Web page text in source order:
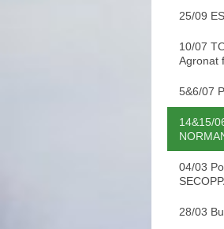
25/09
10/07
Agronat
5&6/07
14&15/
04/03
28/03